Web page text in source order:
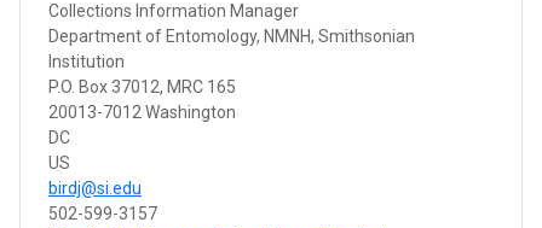
Collections Information Manager
Department of Entomology, NMNH, Smithsonian
Institution
P.O. Box 37012, MRC 165
20013-7012 Washington
DC
US
birdj@si.edu
502-599-3157